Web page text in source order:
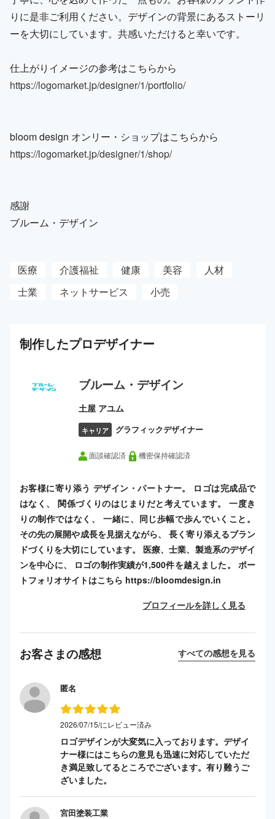
りに是非ご利用ください。デザインの背景にあるストーリ
ーを大切にしています。共感いただけると幸いです。
仕上がりイメージの参考はこちらから
https://logomarket.jp/designer/1/portfolio/
bloom design オンリー・ショップはこちらから
https://logomarket.jp/designer/1/shop/
感謝
ブルーム・デザイン
医療 介護福祉 健康 美容
人材
士業
ネットサービス 小売
制作したプロデザイナー
ブルーム・デザイン
土屋 アユム
キャリア グラフィックデザイナー
面談確認済 機密保持確認済
お客様に寄り添う デザイン・パートナー。 ロゴは完成品で
はなく、 関係づくりのはじまりだと考えています。 一度き
りの制作ではなく、 一緒に、同じ歩幅で歩んでいくこと。
その先の展開や成長を見据えながら、 長く寄り添えるブラン
ドづくりを大切にしています。 医療、士業、製造系のデザイ
ンを中心に、 ロゴの制作実績が1,500件を越えました。 ポー
トフォリオサイトはこちら https://bloomdesign.in
プロフィールを詳しく見る
お客さまの感想 すべての感想を見る
匿名
2026/07/15/にレビュー済み
ロゴデザインが大変気に入っております。デザイ
ナー様にはこちらの意見も迅速に対応していただ
き満足致してるところでございます。有り難うご
ざいました。
宮田塗装工業